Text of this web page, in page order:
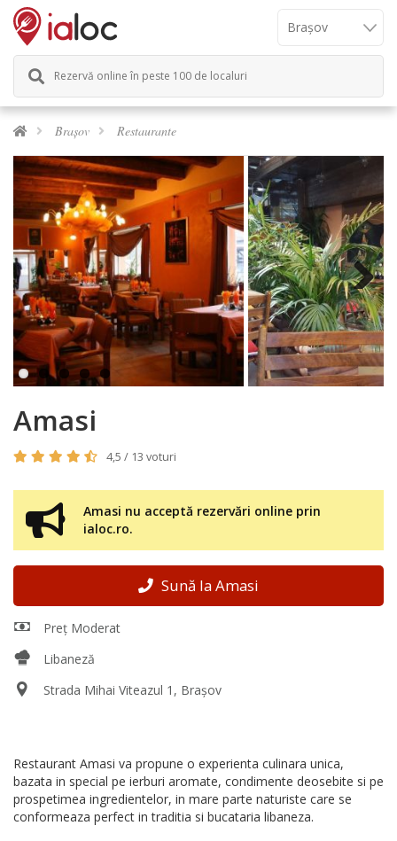
Rezervă online în peste 100 de localuri
Brașov Restaurante
Next
Amasi
4,5 / 13 voturi
Amasi nu acceptă rezervări online prin
ialoc.ro.
Sună la Amasi
Preț Moderat
Libaneză
Strada Mihai Viteazul 1, Brașov
Restaurant Amasi va propune o experienta culinara unica,
bazata in special pe ierburi aromate, condimente deosebite si pe
prospetimea ingredientelor, in mare parte naturiste care se
conformeaza perfect in traditia si bucataria libaneza.